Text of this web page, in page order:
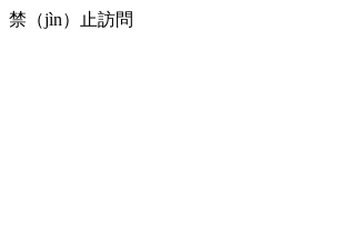
禁（jìn）止訪問